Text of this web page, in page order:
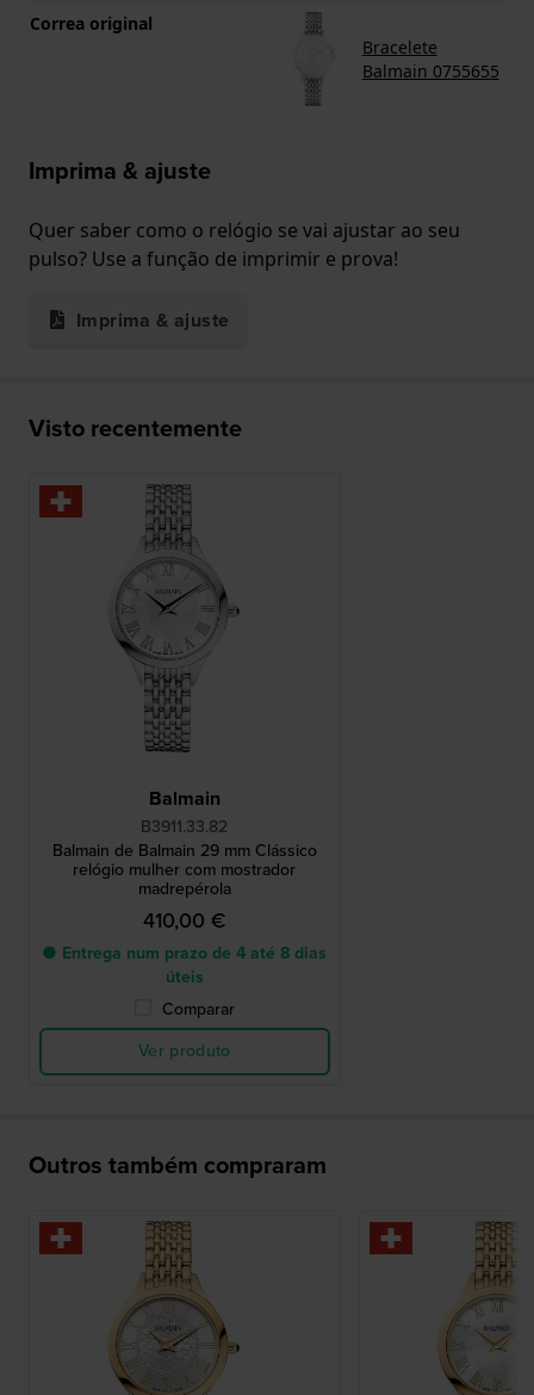
Correa original
Bracelete
Balmain 0755655
Imprima & ajuste
Quer saber como o relógio se vai ajustar ao seu
pulso? Use a função de imprimir e prova!
Imprima & ajuste
Visto recentemente
Balmain
B3911.33.82
Balmain de Balmain 29 mm Clássico
relógio mulher com mostrador
madrepérola
410,00 €
● Entrega num prazo de 4 até 8 dias
úteis
Comparar
Ver produto
Outros também compraram